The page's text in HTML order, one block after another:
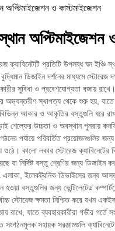
অপ্টিমাইজেশন
ক্যাবিনেটটি প্রতিটি উপলব্ধ ঘন ইঞ্চি
ডিজাইন দর্শনের মাধ্যমে স্টোরেজ
সুবিধা ও প্রবেশযোগ্যতা বজায়
অভ্যন্তরীণ স্থাপত্য থেকে শুরু হয়, যাতে
বিভিন্ন আকার ও আকৃতির বস্তুগুলি ধরে
শেল্ফের উচ্চতা ও অবস্থান পুনরায়
পর্যায়ে পরিবর্তিত প্রয়োজনগুলির
ওঠে। কালো লকার স্টোরেজ ক্যাবিনেটের
যা নির্দিষ্ট বস্তু শ্রেণির জন্য ডিজাইন
এলাকা, ইলেকট্রনিক ডিভাইসের জন্য
হওয়া বস্তুগুলির জন্য ভেন্টিলেটেড
স্টোরেজ ক্ষমতা নিশ্চিত করে যখন
রাখে, যাতে ব্যবহারকারীরা গভীর গর্তে
সংগঠনমূলক সহায়ক সরঞ্জামগুলি